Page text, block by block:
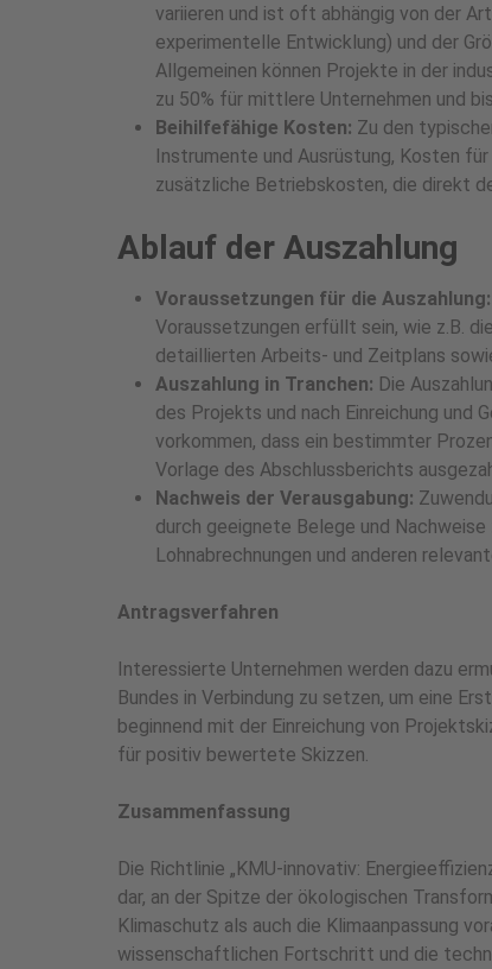
variieren und ist oft abhängig von der
experimentelle Entwicklung) und der
Allgemeinen können Projekte in der
zu 50% für mittlere Unternehmen und
Beihilfefähige Kosten: Zu den
Instrumente und Ausrüstung, Kosten
zusätzliche Betriebskosten, die direkt
Ablauf der Auszahlung
Voraussetzungen für die Auszahlung:
Voraussetzungen erfüllt sein, wie z.B.
detaillierten Arbeits- und Zeitplans
Auszahlung in Tranchen: Die
des Projekts und nach Einreichung und
vorkommen, dass ein bestimmter
Vorlage des Abschlussberichts
Nachweis der Verausgabung:
durch geeignete Belege und
Lohnabrechnungen und anderen
Antragsverfahren
Interessierte Unternehmen werden dazu
Bundes in Verbindung zu setzen, um eine
beginnend mit der Einreichung von
für positiv bewertete Skizzen.
Zusammenfassung
Die Richtlinie „KMU-innovativ:
dar, an der Spitze der ökologischen
Klimaschutz als auch die Klimaanpassung
wissenschaftlichen Fortschritt und die